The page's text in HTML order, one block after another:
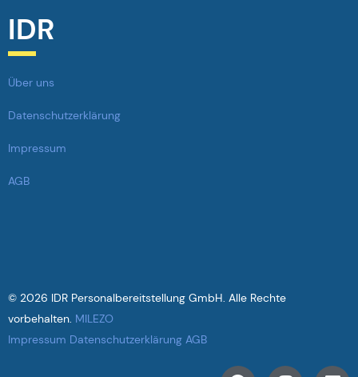
IDR
Über uns
Datenschutzerklärung
Impressum
AGB
© 2026 IDR Personalbereitstellung GmbH. Alle Rechte
vorbehalten. MILEZO
Impressum Datenschutzerklärung AGB